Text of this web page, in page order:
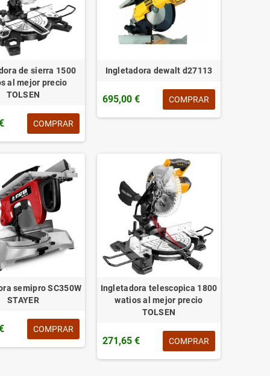
de sierra 1500
al mejor precio
TOLSEN
COMPRAR
Ingletadora dewalt d27113
695,00 € COMPRAR
semipro SC350W
STAYER
COMPRAR
Ingletadora telescopica 1800
watios al mejor precio
TOLSEN
271,65 € COMPRAR